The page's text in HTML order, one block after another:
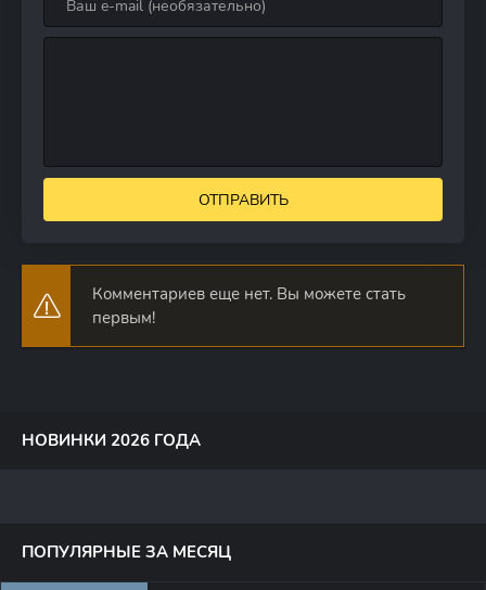
ОТПРАВИТЬ
Комментариев еще нет. Вы можете стать
первым!
НОВИНКИ 2026 ГОДА
ПОПУЛЯРНЫЕ ЗА МЕСЯЦ